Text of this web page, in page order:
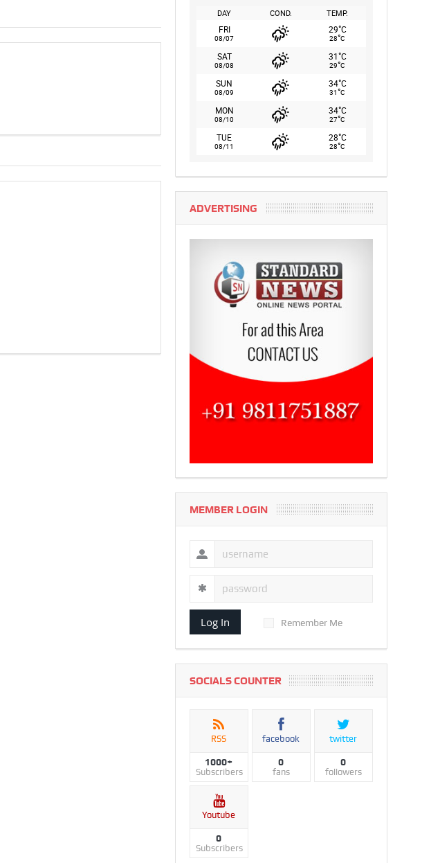
DAY COND. TEMP.
FRI
08/07
29°C
28°C
SAT
08/08
31°C
29°C
SUN
08/09
34°C
31°C
MON
08/10
34°C
27°C
TUE
08/11
28°C
28°C
ADVERTISING
MEMBER LOGIN
Log In Remember Me
SOCIALS COUNTER
RSS
1000+
Subscribers
facebook
0
fans
twitter
0
followers
Youtube
0
Subscribers